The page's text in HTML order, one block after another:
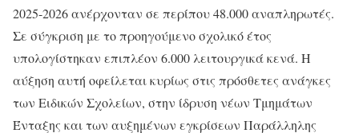
2025-2026 ανέρχονταν σε περίπου 48.000 αναπληρωτές.
Σε σύγκριση με το προηγούμενο σχολικό έτος
υπολογίστηκαν επιπλέον 6.000 λειτουργικά κενά. Η
αύξηση αυτή οφείλεται κυρίως στις πρόσθετες ανάγκες
των Ειδικών Σχολείων, στην ίδρυση νέων Τμημάτων
Ένταξης και των αυξημένων εγκρίσεων Παράλληλης